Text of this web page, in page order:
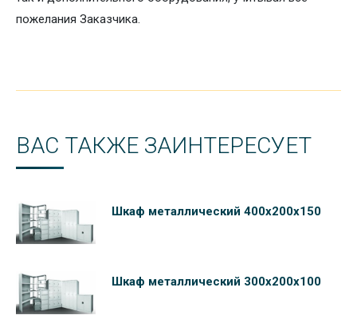
пожелания Заказчика.
ВАС ТАКЖЕ ЗАИНТЕРЕСУЕТ
Шкаф металлический 400х200х150
Шкаф металлический 300х200х100